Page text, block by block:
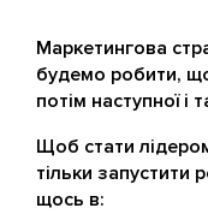
Маркетингова
будемо робити,
потім наступної і
Щоб стати
тільки запустити
щось в: